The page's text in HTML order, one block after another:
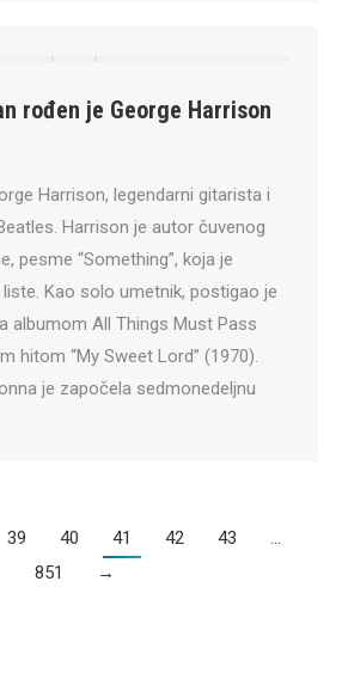
rođen je George Harrison
Harrison, legendarni gitarista i
Harrison je autor čuvenog
pesme “Something”, koja je
Kao solo umetnik, postigao je
albumom All Things Must Pass
hitom “My Sweet Lord” (1970).
je započela sedmonedeljnu
39 40 41 42 43
…
851
→